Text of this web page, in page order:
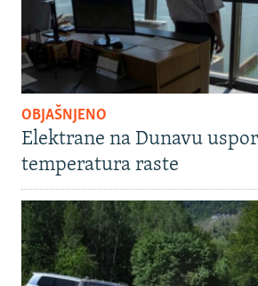
OBJAŠNJENO
Elektrane na Dunavu
temperatura raste